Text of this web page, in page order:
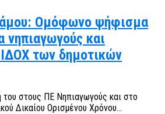
Ομόφωνο ψήφισμα
νηπιαγωγούς και
των δημοτικών
του στους ΠΕ Νηπιαγωγούς και στο
Δικαίου Ορισμένου Χρόνου...